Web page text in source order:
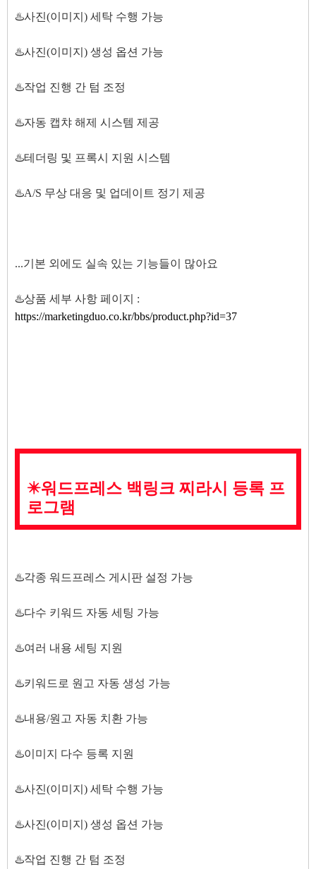
♨️사진(이미지) 세탁 수행 가능
♨️사진(이미지) 생성 옵션 가능
♨️작업 진행 간 텀 조정
♨️자동 캡챠 해제 시스템 제공
♨️테더링 및 프록시 지원 시스템
♨️A/S 무상 대응 및 업데이트 정기 제공
...기본 외에도 실속 있는 기능들이 많아요
♨️상품 세부 사항 페이지 :
https://marketingduo.co.kr/bbs/product.php?id=37
✴️워드프레스 백링크 찌라시 등록 프
로그램
♨️각종 워드프레스 게시판 설정 가능
♨️다수 키워드 자동 세팅 가능
♨️여러 내용 세팅 지원
♨️키워드로 원고 자동 생성 가능
♨️내용/원고 자동 치환 가능
♨️이미지 다수 등록 지원
♨️사진(이미지) 세탁 수행 가능
♨️사진(이미지) 생성 옵션 가능
♨️작업 진행 간 텀 조정